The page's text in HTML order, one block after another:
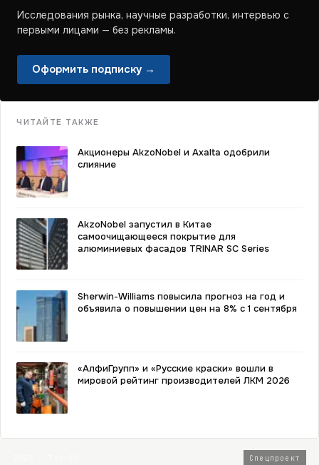
Исследования рынка, научные разработки, интервью с
первыми лицами — без рекламы.
Оформить подписку →
ЧИТАЙТЕ ТАКЖЕ
Акционеры AkzoNobel и Axalta одобрили
слияние
AkzoNobel запустил в Китае
самоочищающееся покрытие для
алюминиевых фасадов TRINAR SC Series
Sherwin-Williams повысила прогноз на год и
объявила о повышении цен на 8% с 1 сентября
«АлфиГрупп» и «Русские краски» вошли в
мировой рейтинг производителей ЛКМ 2026
Спецпроект